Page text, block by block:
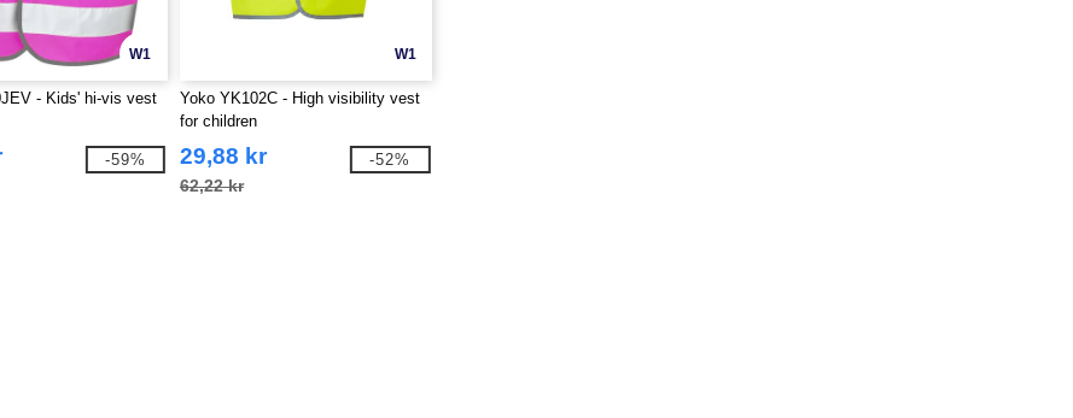
W1
- Kids' hi-vis vest
-59%
W1
Yoko YK102C - High visibility vest
for children
29,88 kr
62,22 kr
-52%